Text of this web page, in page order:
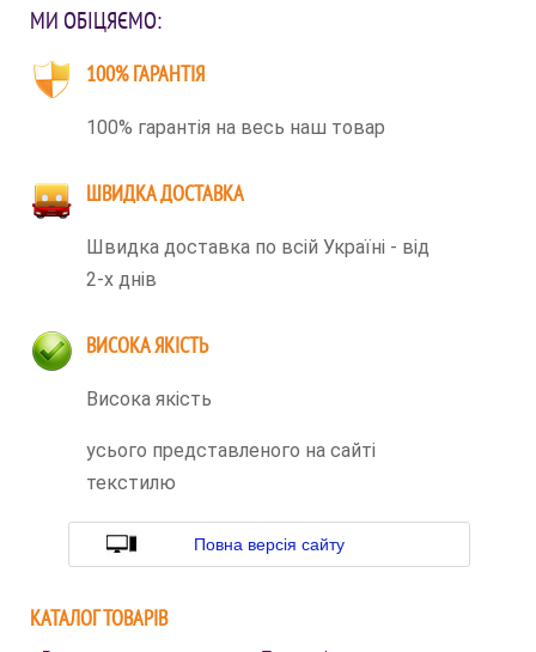
МИ ОБІЦЯЄМО:
100% ГАРАНТІЯ
100% гарантія на весь наш товар
ШВИДКА ДОСТАВКА
Швидка доставка по всій Україні - від
2-х днів
ВИСОКА ЯКІСТЬ
Висока якість
усього представленого на сайті
текстилю
Повна версія сайту
КАТАЛОГ ТОВАРІВ